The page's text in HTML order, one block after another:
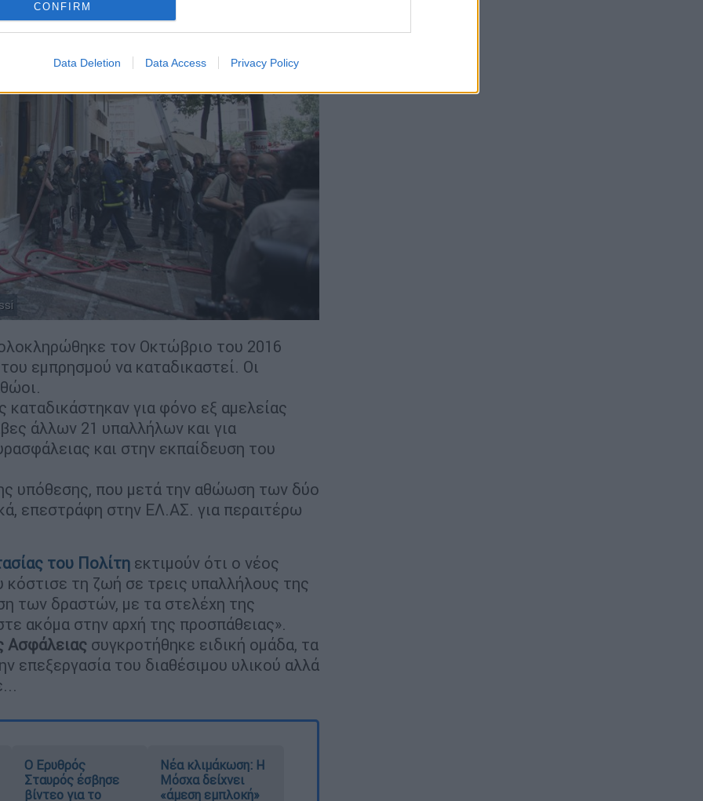
CONFIRM
Data Deletion Data Access Privacy Policy
τον Οκτώβριο του 2016
εμπρησμού να καταδικαστεί. Οι
για φόνο εξ αμελείας
άλλων 21 υπαλλήλων και για
και στην εκπαίδευση του
υπόθεσης, που μετά την αθώωση των δύο
επεστράφη στην ΕΛ.ΑΣ. για περαιτέρω
του Πολίτη εκτιμούν ότι ο νέος
τη ζωή σε τρεις υπαλλήλους της
των δραστών, με τα στελέχη της
ακόμα στην αρχή της προσπάθειας».
Ασφάλειας συγκροτήθηκε ειδική ομάδα, τα
επεξεργασία του διαθέσιμου υλικού αλλά
Ο Ερυθρός
Σταυρός έσβησε
βίντεο για το
Νέα κλιμάκωση: Η
Μόσχα δείχνει
«άμεση εμπλοκή»